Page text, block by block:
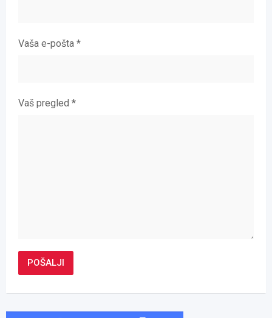
Vaša e-pošta *
Vaš pregled *